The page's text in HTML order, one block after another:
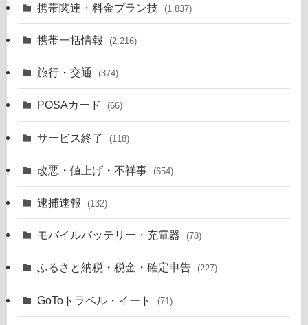
携帯関連・料金プラン技 (1,837)
携帯一括情報 (2,216)
旅行・交通 (374)
POSAカード (66)
サービス終了 (118)
改悪・値上げ・不祥事 (654)
逮捕速報 (132)
モバイルバッテリー・充電器 (78)
ふるさと納税・税金・確定申告 (227)
GoToトラベル・イート (71)